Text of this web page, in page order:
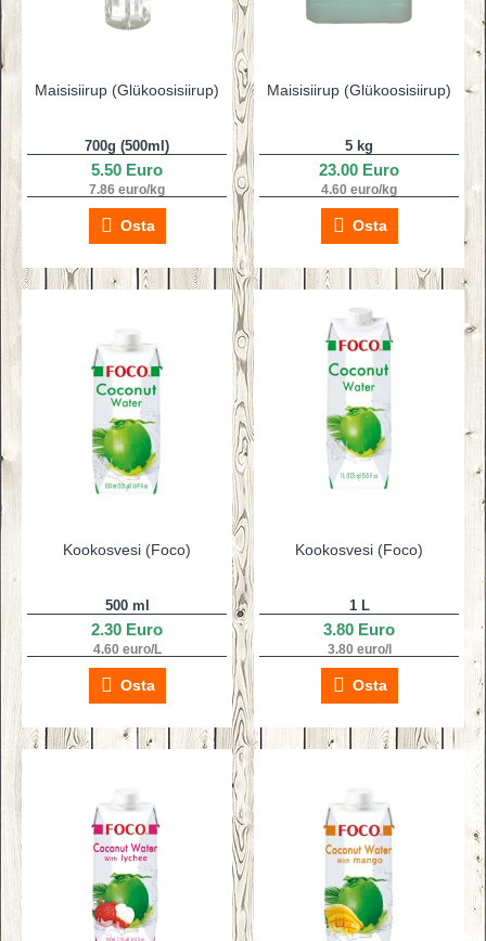
Maisisiirup (Glükoosisiirup)
700g (500ml)
5.50 Euro
7.86 euro/kg
Osta
Maisisiirup (Glükoosisiirup)
5 kg
23.00 Euro
4.60 euro/kg
Osta
Kookosvesi (Foco)
500 ml
2.30 Euro
4.60 euro/L
Osta
Kookosvesi (Foco)
1 L
3.80 Euro
3.80 euro/l
Osta